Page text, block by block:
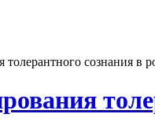
сознания в